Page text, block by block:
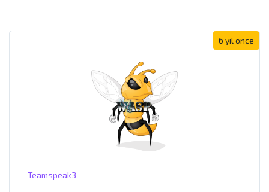
6 yıl önce
Teamspeak3